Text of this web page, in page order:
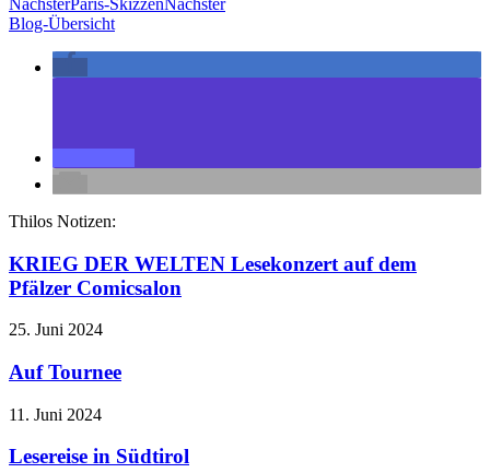
Blog-Übersicht
Thilos Notizen:
KRIEG DER WELTEN Lesekonzert auf dem
Pfälzer Comicsalon
25. Juni 2024
Auf Tournee
11. Juni 2024
Lesereise in Südtirol